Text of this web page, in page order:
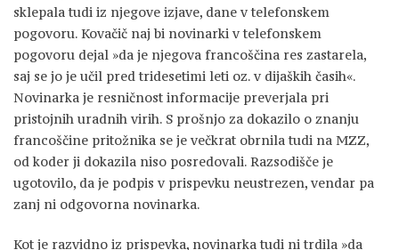
sklepala tudi iz njegove izjave, dane v telefonskem
pogovoru. Kovačič naj bi novinarki v telefonskem
pogovoru dejal »da je njegova francoščina res zastarela,
saj se jo je učil pred tridesetimi leti oz. v dijaških časih«.
Novinarka je resničnost informacije preverjala pri
pristojnih uradnih virih. S prošnjo za dokazilo o znanju
francoščine pritožnika se je večkrat obrnila tudi na MZZ,
od koder ji dokazila niso posredovali. Razsodišče je
ugotovilo, da je podpis v prispevku neustrezen, vendar pa
zanj ni odgovorna novinarka.
Kot je razvidno iz prispevka, novinarka tudi ni trdila »da